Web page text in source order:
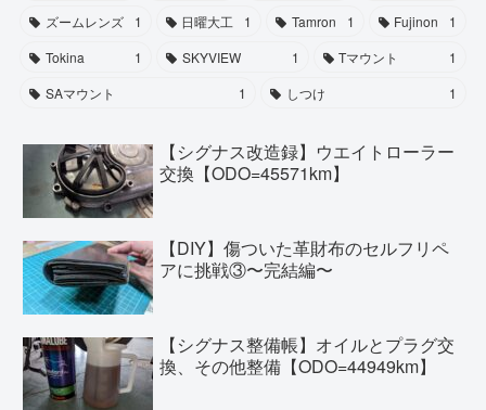
ズームレンズ
1 日曜大工 1 Tamron 1 Fujinon
1
Tokina
1 SKYVIEW 1 Tマウント
1
SAマウント
1 しつけ 1
【シグナス改造録】ウエイトローラー
交換【ODO=45571km】
【DIY】傷ついた革財布のセルフリペ
アに挑戦③〜完結編〜
【シグナス整備帳】オイルとプラグ交
換、その他整備【ODO=44949km】